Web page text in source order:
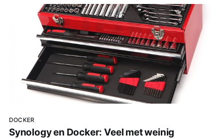
DOCKER
Synology en Docker: Veel met weinig